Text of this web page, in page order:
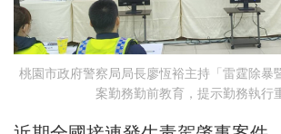
桃園市政府警察局局長廖恆裕主持「雷霆除暴
案勤務勤前教育，提示勤務執行